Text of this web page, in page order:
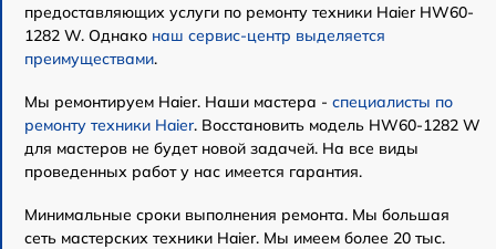
предоставляющих услуги по ремонту техники Haier HW60-
1282 W. Однако наш сервис-центр выделяется
преимуществами.
Мы ремонтируем Haier. Наши мастера - специалисты по
ремонту техники Haier. Восстановить модель HW60-1282 W
для мастеров не будет новой задачей. На все виды
проведенных работ у нас имеется гарантия.
Минимальные сроки выполнения ремонта. Мы большая
сеть мастерских техники Haier. Мы имеем более 20 тыс.